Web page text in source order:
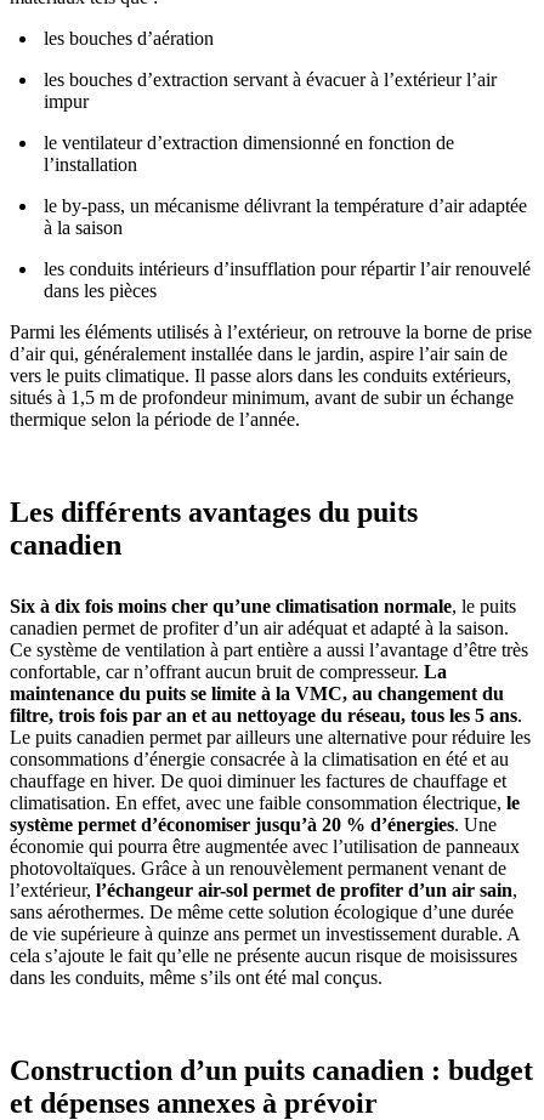
les bouches d’aération
les bouches d’extraction servant à évacuer à l’extérieur l’air
impur
le ventilateur d’extraction dimensionné en fonction de
l’installation
le by-pass, un mécanisme délivrant la température d’air adaptée
à la saison
les conduits intérieurs d’insufflation pour répartir l’air renouvelé
dans les pièces
Parmi les éléments utilisés à l’extérieur, on retrouve la borne de prise
d’air qui, généralement installée dans le jardin, aspire l’air sain de
vers le puits climatique. Il passe alors dans les conduits extérieurs,
situés à 1,5 m de profondeur minimum, avant de subir un échange
thermique selon la période de l’année.
Les différents avantages du puits
canadien
Six à dix fois moins cher qu’une climatisation normale, le puits
canadien permet de profiter d’un air adéquat et adapté à la saison.
Ce système de ventilation à part entière a aussi l’avantage d’être très
confortable, car n’offrant aucun bruit de compresseur. La
maintenance du puits se limite à la VMC, au changement du
filtre, trois fois par an et au nettoyage du réseau, tous les 5 ans.
Le puits canadien permet par ailleurs une alternative pour réduire les
consommations d’énergie consacrée à la climatisation en été et au
chauffage en hiver. De quoi diminuer les factures de chauffage et
climatisation. En effet, avec une faible consommation électrique, le
système permet d’économiser jusqu’à 20 % d’énergies. Une
économie qui pourra être augmentée avec l’utilisation de panneaux
photovoltaïques. Grâce à un renouvèlement permanent venant de
l’extérieur, l’échangeur air-sol permet de profiter d’un air sain,
sans aérothermes. De même cette solution écologique d’une durée
de vie supérieure à quinze ans permet un investissement durable. A
cela s’ajoute le fait qu’elle ne présente aucun risque de moisissures
dans les conduits, même s’ils ont été mal conçus.
Construction d’un puits canadien : budget
et dépenses annexes à prévoir